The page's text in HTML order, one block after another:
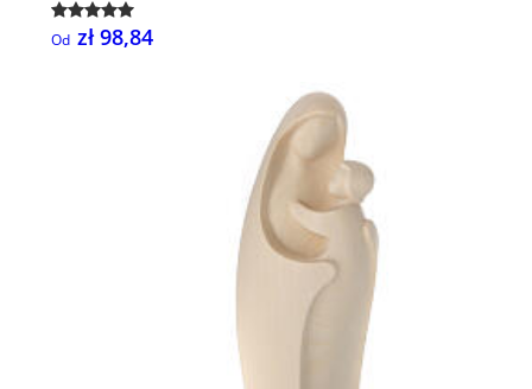
Od zł 98,84